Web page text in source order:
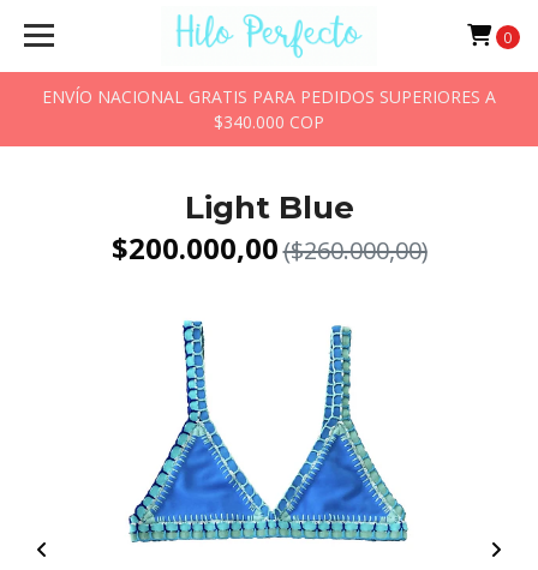
ENVÍO NACIONAL GRATIS PARA PEDIDOS SUPERIORES A
$340.000 COP
0
Light Blue
$200.000,00($260.000,00)